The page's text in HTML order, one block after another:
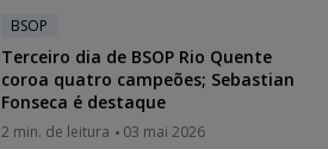
BSOP
Terceiro dia de BSOP Rio Quente
coroa quatro campeões; Sebastian
Fonseca é destaque
2 min. de leitura 03 mai 2026